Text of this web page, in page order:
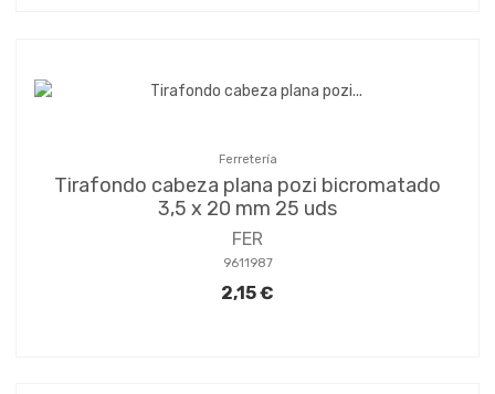
Ferretería
Tirafondo cabeza plana pozi bicromatado
3,5 x 20 mm 25 uds
FER
9611987
2,15 €